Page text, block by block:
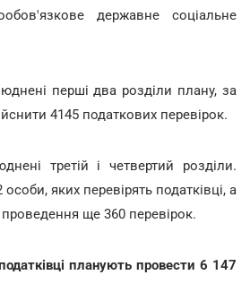
державне соціальне
перші два розділи плану, за
4145 податкових перевірок.
третій і четвертий розділи.
особи, яких перевірять податківці, а
ще 360 перевірок.
планують провести 6 147